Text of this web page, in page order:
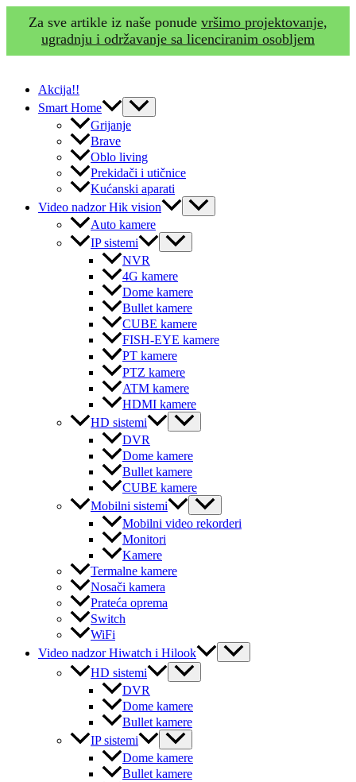
Za sve artikle iz naše ponude vršimo projektovanje,
ugradnju i održavanje sa licenciranim osobljem
contentAkcija!!
Smart Home
Menu
Toggle
Grijanje
Brave
Oblo living
Prekidači i utičnice
Kućanski aparati
Video nadzor Hik vision
Menu
Toggle
Auto kamere
IP sistemi
Menu
Toggle
NVR
4G kamere
Dome kamere
Bullet kamere
CUBE kamere
FISH-EYE kamere
PT kamere
PTZ kamere
ATM kamere
HDMI kamere
HD sistemi
Menu
Toggle
DVR
Dome kamere
Bullet kamere
CUBE kamere
Mobilni sistemi
Menu
Toggle
Mobilni video rekorderi
Monitori
Kamere
Termalne kamere
Nosači kamera
Prateća oprema
Switch
WiFi
Video nadzor Hiwatch i Hilook
Menu
Toggle
HD sistemi
Menu
Toggle
DVR
Dome kamere
Bullet kamere
IP sistemi
Menu
Toggle
Dome kamere
Bullet kamere